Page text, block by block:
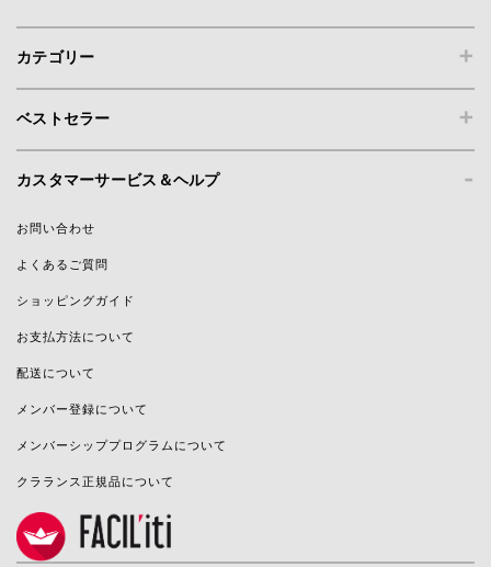
+
カテゴリー
+
ベストセラー
-
カスタマーサービス＆ヘルプ
お問い合わせ
よくあるご質問
ショッピングガイド
お支払方法について
配送について
メンバー登録について
メンバーシッププログラムについて
クラランス正規品について